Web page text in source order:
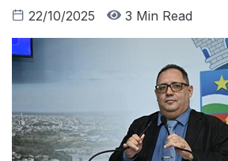
22/10/2025 3 Min Read